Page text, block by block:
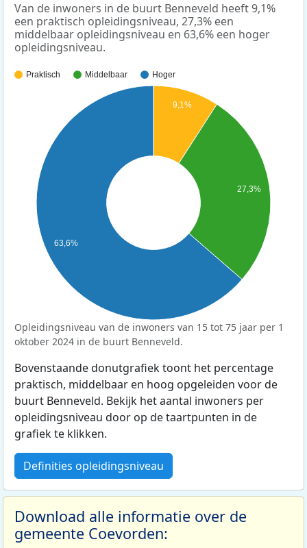
Van de inwoners in de buurt Benneveld heeft 9,1%
een praktisch opleidingsniveau, 27,3% een
middelbaar opleidingsniveau en 63,6% een hoger
opleidingsniveau.
Praktisch Middelbaar Hoger
9,1%
27,3%
63,6%
Opleidingsniveau van de inwoners van 15 tot 75 jaar per 1
oktober 2024 in de buurt Benneveld.
Bovenstaande donutgrafiek toont het percentage
praktisch, middelbaar en hoog opgeleiden voor de
buurt Benneveld. Bekijk het aantal inwoners per
opleidingsniveau door op de taartpunten in de
grafiek te klikken.
Definities opleidingsniveau
Download alle informatie over de
gemeente Coevorden: